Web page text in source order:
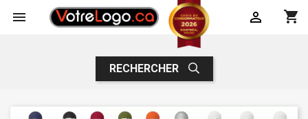
 shopping_cart

RECHERCHER